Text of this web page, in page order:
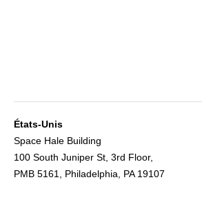
États-Unis
Space Hale Building
100 South Juniper St, 3rd Floor,
PMB 5161, Philadelphia, PA 19107